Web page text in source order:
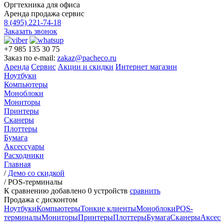
Оргтехника для офиса
Аренда продажа сервис
8 (495) 221-74-18
Заказать звонок
+7 985 135 30 75
Заказ по e-mail: zakaz@pacheco.ru
Аренда Сервис Акции и скидки Интернет магазин
Ноутбуки
Компьютеры
Моноблоки
Мониторы
Принтеры
Сканеры
Плоттеры
Бумага
Аксессуары
Расходники
Главная
/ Демо со скидкой
/POS-терминалы
К сравнению добавлено 0 устройств сравнить
Продажа с дисконтом
НоутбукиКомпьютерыТонкие клиентыМоноблокиPOS-
терминалыМониторыПринтерыПлоттерыБумагаСканеры